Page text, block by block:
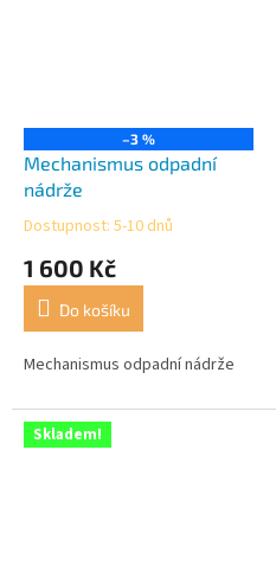
–3 %
Mechanismus odpadní
nádrže
Průměrné
produktu
5,0
5
Dostupnost: 5-10 dnů
1 600 Kč
Do košíku
Mechanismus odpadní nádrže
Skladem!